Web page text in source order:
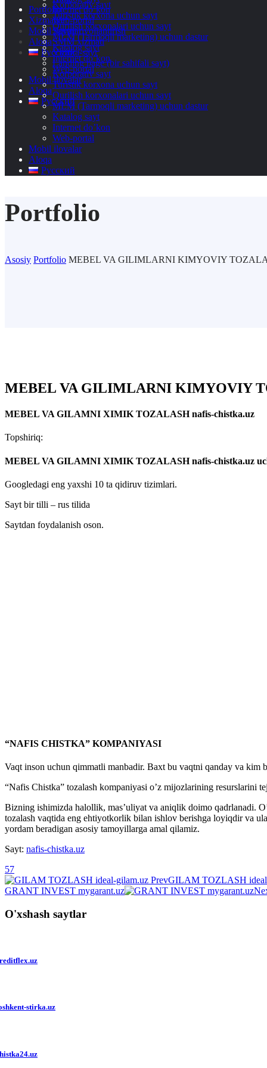
Internet do’kon
Web-portal
Mobil ilovalar
Aloqa
Русский
Korporativ sayt
Turistik korxona uchun sayt
Qurilish korxonalari uchun sayt
MLM (Tarmoqli marketing) uchun dastur
Katalog sayt
Internet do’kon
Web-portal
Mobil ilovalar
Aloqa
Русский
Portfolio
Xizmatlar
Saytni rivojlantirish
SMM xizmati
Vizitka-sayt
Landing page (bir sahifali sayt)
Korporativ sayt
Turistik korxona uchun sayt
Qurilish korxonalari uchun sayt
MLM (Tarmoqli marketing) uchun dastur
Katalog sayt
Internet do’kon
Web-portal
Mobil ilovalar
Aloqa
Русский
Portfolio
Asosiy Portfolio MEBEL VA GILIMLARNI KIMYOVIY
MEBEL VA GILIMLARNI KIMYOVIY
MEBEL VA GILAMNI XIMIK TOZALASH nafis-chistka.uz
Topshiriq:
MEBEL VA GILAMNI XIMIK TOZALASH nafis-chistka.uz
Googledagi eng yaxshi 10 ta qidiruv tizimlari.
Sayt bir tilli – rus tilida
Saytdan foydalanish oson.
“NAFIS CHISTKA” KOMPANIYASI
Vaqt inson uchun qimmatli manbadir. Baxt bu vaqtni qanday va kim
“Nafis Chistka” tozalash kompaniyasi o’z mijozlarining resurslarini
Bizning ishimizda halollik, mas’uliyat va aniqlik doimo qadrlanadi.
tozalash vaqtida eng ehtiyotkorlik bilan ishlov berishga loyiqdir va
yordam beradigan asosiy tamoyillarga amal qilamiz.
Sayt: nafis-chistka.uz
57
PrevGILAM TOZLASH
GRANT INVEST mygarant.uz
O'xshash saytlar
stirka.uz